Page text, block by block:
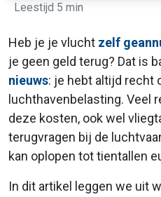
Leestijd 5 min
Heb je je vlucht zelf
je geen geld terug? Dat is
nieuws: je hebt altijd recht
luchthavenbelasting. Veel
deze kosten, ook wel
terugvragen bij de
kan oplopen tot tientallen
In dit artikel leggen we uit